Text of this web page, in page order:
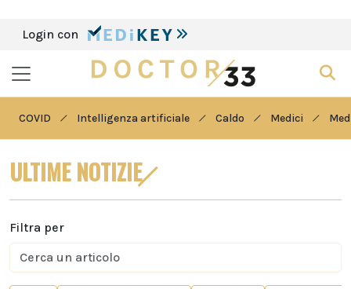
Login con
COVID Intelligenza artificiale Caldo Medici
ULTIME NOTIZIE
Filtra per